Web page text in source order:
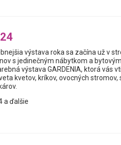
výstava roka sa začína už v
s jedinečným nábytkom a
výstava GARDENIA, ktorá vás
kvetov, kríkov, ovocných stromov,
a ďalšie